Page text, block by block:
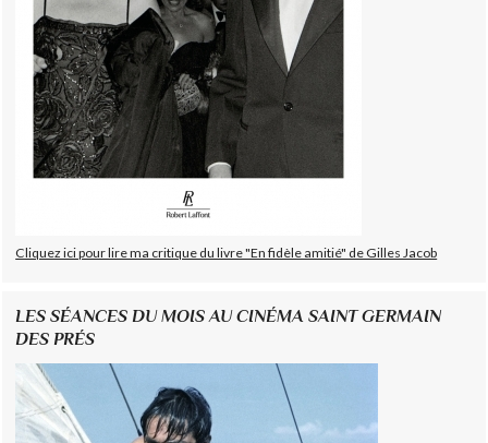
Cliquez ici pour lire ma critique du livre "En fidèle amitié" de Gilles Jacob
LES SÉANCES DU MOIS AU CINÉMA SAINT GERMAIN
DES PRÉS